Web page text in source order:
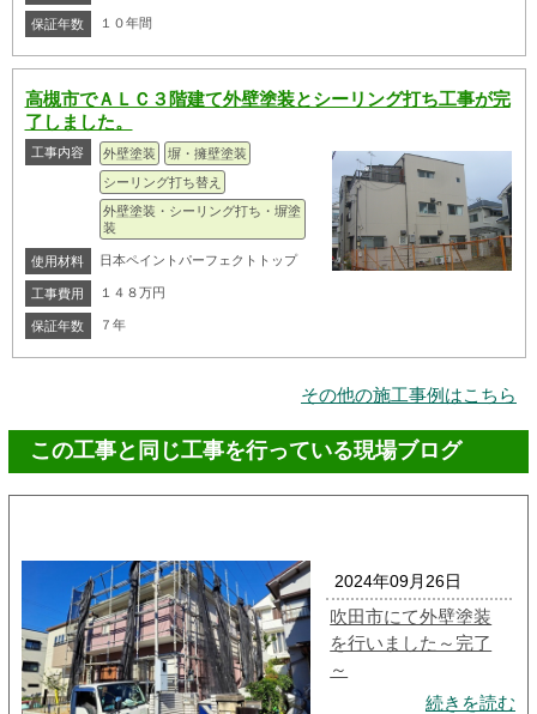
保証年数 １０年間
高槻市でＡＬＣ３階建て外壁塗装とシーリング打ち工事が完
了しました。
工事内容 外壁塗装
塀・擁壁塗装
シーリング打ち替え
外壁塗装・シーリング打ち・塀塗
装
使用材料 日本ペイントパーフェクトトップ
工事費用 １４８万円
保証年数 ７年
その他の施工事例はこちら
この工事と同じ工事を行っている現場ブログ
2024年09月26日
吹田市にて外壁塗装
を行いました～完了
～
続きを読む